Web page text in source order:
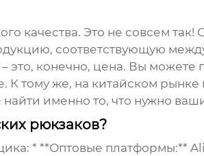
качества. Это не совсем
соответствующую
это, конечно, цена. Вы можете
тому же, на китайском
именно то, что нужно
рюкзаков?
* **Оптовые платформы:**